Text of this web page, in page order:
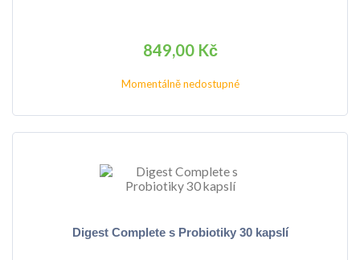
849,00 Kč
Momentálně nedostupné
Digest Complete s Probiotiky 30 kapslí